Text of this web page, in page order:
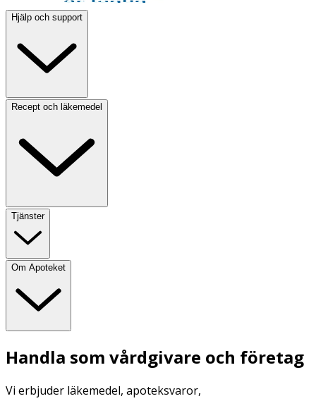
Hjälp och support
Recept och läkemedel
Tjänster
Om Apoteket
Handla som vårdgivare och företag
Vi erbjuder läkemedel, apoteksvaror,